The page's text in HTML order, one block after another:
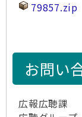
79857.zip
お問い
広報広聴課